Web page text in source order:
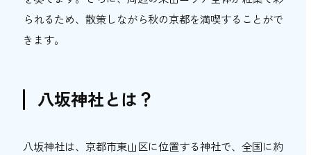
られるため、散策しながら秋の京都を満喫することがで
きます。
八坂神社とは？
八坂神社は、京都市東山区に位置する神社で、全国に約